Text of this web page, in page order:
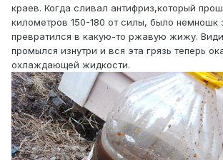
краев. Когда сливал антифриз,который
километров 150-180 от силы, было немношк
превратился в какую-то ржавую жижу.
промылся изнутри и вся эта грязь теперь
охлаждающей жидкости.